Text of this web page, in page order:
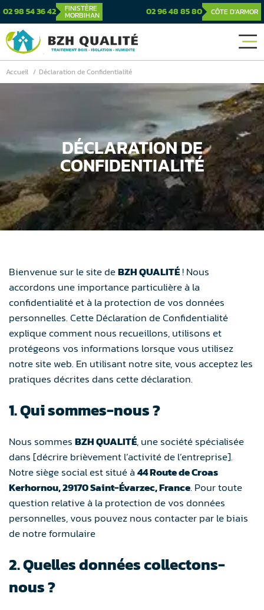
02 98 54 36 42 FINISTÈRE
MORBIHAN 02 96 48 85 80 CÔTE D'ARMOR
Accueil Déclaration de Confidentialité
DÉCLARATION DE
CONFIDENTIALITÉ
Bienvenue sur le site deBZH QUALITÉ! Nous
accordons une importance particulière à la
confidentialité et à la protection de vos données
personnelles. Cette Déclaration de Confidentialité
explique comment nous recueillons, utilisons et
protégeons vos informations lorsque vous utilisez
notre site web. En utilisant notre site, vous acceptez les
pratiques décrites dans cette déclaration.
1. Qui sommes-nous ?
Nous sommesBZH QUALITÉ, une société spécialisée
dans [décrire brièvement l’activité de l’entreprise].
Notre siège social est situé à44 Route de Croas
Kerhornou, 29170 Saint-Évarzec, France. Pour toute
question relative à la protection de vos données
personnelles, vous pouvez nous contacter par le biais
de notre formulaire
2. Quelles données collectons-
nous ?